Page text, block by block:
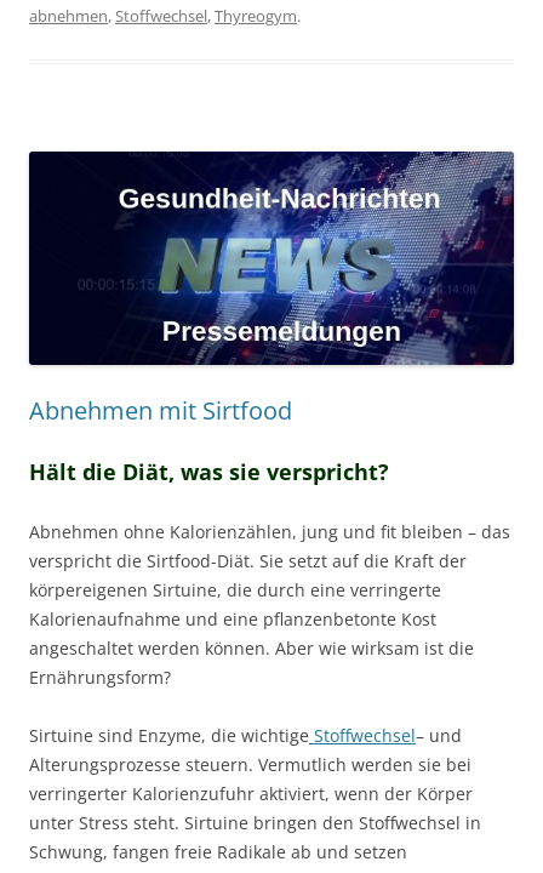
abnehmen,Stoffwechsel,Thyreogym.
Abnehmen mit Sirtfood
Hält die Diät, was sie verspricht?
Abnehmen ohne Kalorienzählen, jung und fit bleiben – das
verspricht die Sirtfood-Diät. Sie setzt auf die Kraft der
körpereigenen Sirtuine, die durch eine verringerte
Kalorienaufnahme und eine pflanzenbetonte Kost
angeschaltet werden können. Aber wie wirksam ist die
Ernährungsform?
Sirtuine sind Enzyme, die wichtige Stoffwechsel– und
Alterungsprozesse steuern. Vermutlich werden sie bei
verringerter Kalorienzufuhr aktiviert, wenn der Körper
unter Stress steht. Sirtuine bringen den Stoffwechsel in
Schwung, fangen freie Radikale ab und setzen